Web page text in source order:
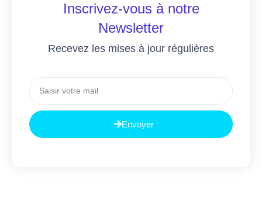
Inscrivez-vous à notre
Newsletter
Recevez les mises à jour régulières
Envoyer